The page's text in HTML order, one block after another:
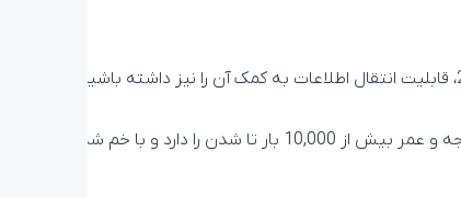
کابل بیاند BUL-402 به سبب داشتن روکشی پارچه‌ای انعطاف پذیر و استفاده از کابل‌های مسی با کیفیت قابلیت انعطاف‌پذیری تا 360 درجه و عمر بیش از 10,000 بار تا شدن را دارد و با خم شدن